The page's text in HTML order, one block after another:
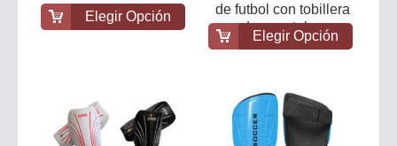
Elegir Opción
de futbol con tobillera
desmontab...
Elegir Opción